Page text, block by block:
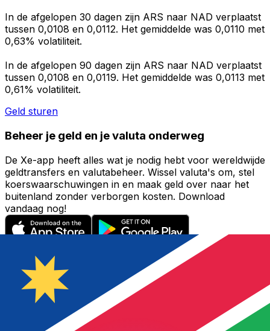
In de afgelopen 30 dagen zijn ARS naar NAD verplaatst
tussen 0,0108 en 0,0112. Het gemiddelde was 0,0110 met
0,63% volatiliteit.
In de afgelopen 90 dagen zijn ARS naar NAD verplaatst
tussen 0,0108 en 0,0119. Het gemiddelde was 0,0113 met
0,61% volatiliteit.
Geld sturen
Beheer je geld en je valuta onderweg
De Xe-app heeft alles wat je nodig hebt voor wereldwijde
geldtransfers en valutabeheer. Wissel valuta's om, stel
koerswaarschuwingen in en maak geld over naar het
buitenland zonder verborgen kosten. Download
vandaag nog!